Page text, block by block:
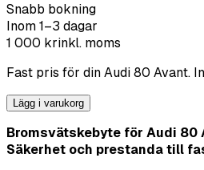
Snabb bokning
Inom 1–3 dagar
1 000 krinkl. moms
Fast pris för din Audi 80 Avant.
Lägg i varukorg
Bromsvätskebyte för Audi 80
Säkerhet och prestanda till